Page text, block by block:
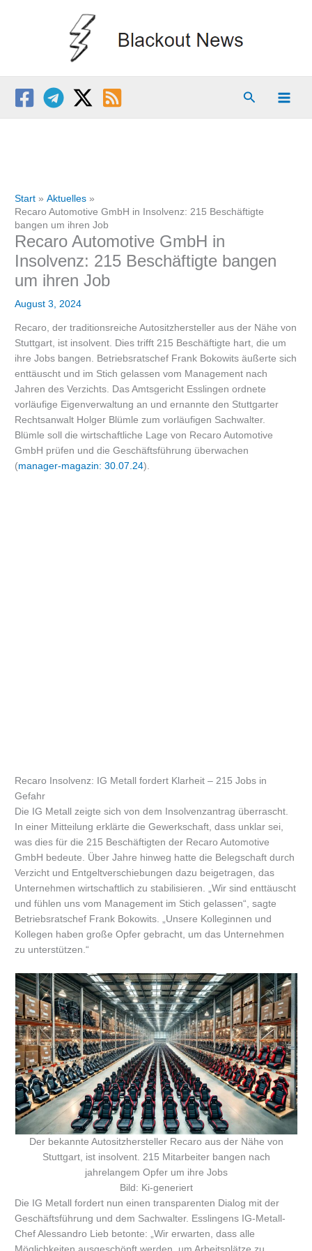
Suchen
Start
Aktuelles
Recaro Automotive GmbH in Insolvenz: 215 Beschäftigte
bangen um ihren Job
Recaro Automotive GmbH in
Insolvenz: 215 Beschäftigte bangen
um ihren Job
August 3, 2024
Recaro, der traditionsreiche Autositzhersteller aus der Nähe von
Stuttgart, ist insolvent. Dies trifft 215 Beschäftigte hart, die um
ihre Jobs bangen. Betriebsratschef Frank Bokowits äußerte sich
enttäuscht und im Stich gelassen vom Management nach
Jahren des Verzichts. Das Amtsgericht Esslingen ordnete
vorläufige Eigenverwaltung an und ernannte den Stuttgarter
Rechtsanwalt Holger Blümle zum vorläufigen Sachwalter.
Blümle soll die wirtschaftliche Lage von Recaro Automotive
GmbH prüfen und die Geschäftsführung überwachen
(manager-magazin: 30.07.24).
Recaro Insolvenz: IG Metall fordert Klarheit – 215 Jobs in
Gefahr
Die IG Metall zeigte sich von dem Insolvenzantrag überrascht.
In einer Mitteilung erklärte die Gewerkschaft, dass unklar sei,
was dies für die 215 Beschäftigten der Recaro Automotive
GmbH bedeute. Über Jahre hinweg hatte die Belegschaft durch
Verzicht und Entgeltverschiebungen dazu beigetragen, das
Unternehmen wirtschaftlich zu stabilisieren. „Wir sind enttäuscht
und fühlen uns vom Management im Stich gelassen“, sagte
Betriebsratschef Frank Bokowits. „Unsere Kolleginnen und
Kollegen haben große Opfer gebracht, um das Unternehmen
zu unterstützen.“
Der bekannte Autositzhersteller Recaro aus der Nähe von
Stuttgart, ist insolvent. 215 Mitarbeiter bangen nach
jahrelangem Opfer um ihre Jobs
Bild: Ki-generiert
Die IG Metall fordert nun einen transparenten Dialog mit der
Geschäftsführung und dem Sachwalter. Esslingens IG-Metall-
Chef Alessandro Lieb betonte: „Wir erwarten, dass alle